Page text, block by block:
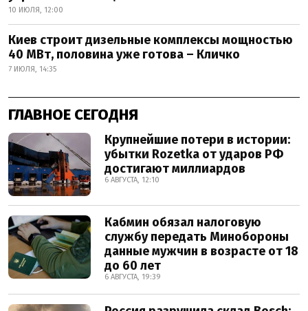
10 ИЮЛЯ, 12:00
Киев строит дизельные комплексы мощностью
40 МВт, половина уже готова – Кличко
7 ИЮЛЯ, 14:35
ГЛАВНОЕ СЕГОДНЯ
Крупнейшие потери в истории:
убытки Rozetka от ударов РФ
достигают миллиардов
6 АВГУСТА, 12:10
Кабмин обязал налоговую
службу передать Минобороны
данные мужчин в возрасте от 18
до 60 лет
6 АВГУСТА, 19:39